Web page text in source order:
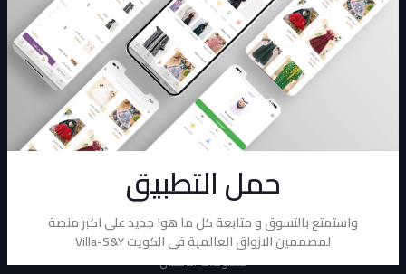
معرض دائم في مجمع الجهراء مول يضم تجمع لأصحاب المشاريع ونخبة من
المصممات
الإشتراك
معلومات الاتصال
حمل التطبيق
واستمتع بالتسوق و متابعة كل ما هوا جديد على اكبر منصة
لمصممين الازواق العالمية فى الكويت Villa-S&Y